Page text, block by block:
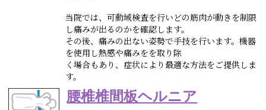
当院では、可動域検査を行いどの筋肉が動きを制限
し痛みが出るのかを確認します。
その後、痛みの出ない姿勢で手技を行います。機器
を使用し熱感や痛みをを取り除
く場合もあり、症状により最適な方法をご提供しま
す。
腰椎椎間板ヘルニア